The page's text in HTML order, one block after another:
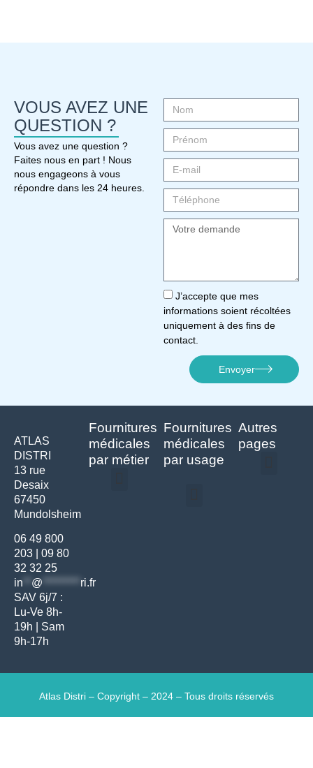
VOUS AVEZ UNE
QUESTION ?
Vous avez une question ?
Faites nous en part ! Nous
nous engageons à vous
répondre dans les 24 heures.
J’accepte que mes
informations soient récoltées
uniquement à des fins de
contact.
Envoyer
ATLAS
DISTRI
13 rue
Desaix
67450
Mundolsheim
06 49 800
203
09 80
32 32 25
in
@ ********* ri.fr
SAV 6j/7 :
Lu-Ve 8h-
19h | Sam
9h-17h
Fournitures
médicales
par métier
Fournitures
médicales
par usage
Autres
pages
Atlas Distri – Copyright – 2024 – Tous droits réservés